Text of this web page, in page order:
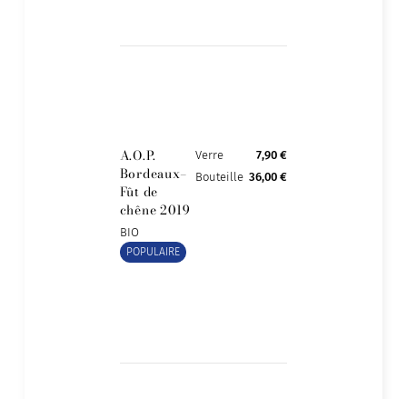
A.O.P.
Bordeaux–
Fût de
chêne 2019
BIO
POPULAIRE
Verre
7,90 €
Bouteille 36,00 €